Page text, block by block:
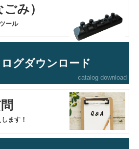
み）
ール
グダウンロード
catalog download
ます！